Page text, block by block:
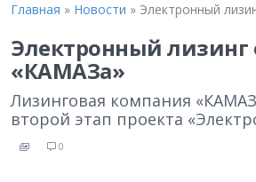
Главная » Новости » Электронный
Электронный лизинг
«КАМАЗа»
Лизинговая компания
второй этап проекта
0